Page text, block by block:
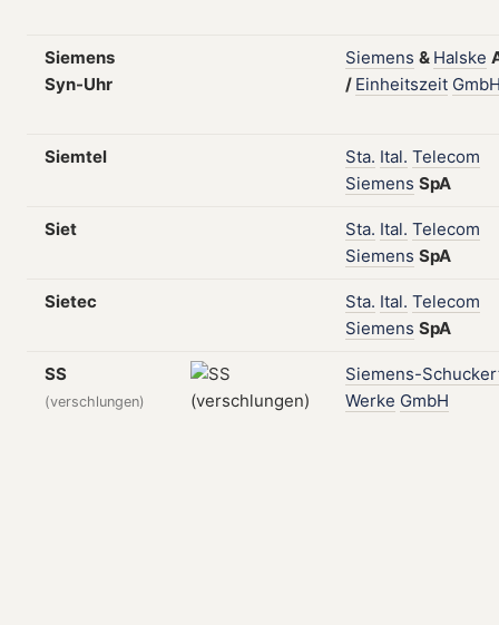
Siemens
Syn-Uhr
Siemens & Halske
/ Einheitszeit
Siemtel Sta. Ital. Telecom
Siemens SpA
Siet Sta. Ital. Telecom
Siemens SpA
Sietec Sta. Ital. Telecom
Siemens SpA
SS
(verschlungen)
Siemens-
Werke GmbH